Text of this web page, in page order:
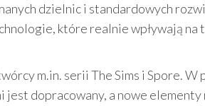
dzielnic i standardowych
które realnie wpływają na
m.in. serii The Sims i Spore. W
jest dopracowany, a nowe